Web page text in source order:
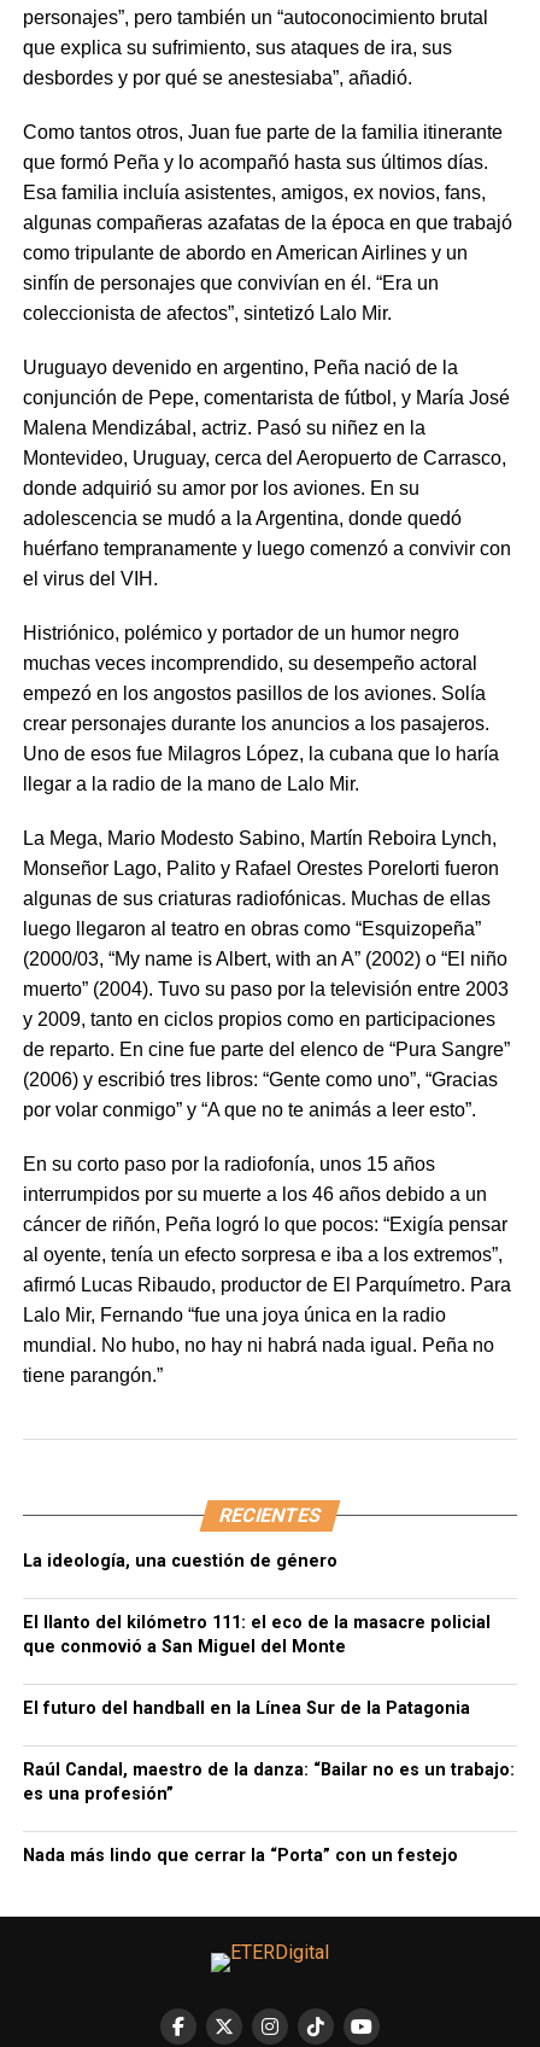
personajes”, pero también un “autoconocimiento brutal
que explica su sufrimiento, sus ataques de ira, sus
desbordes y por qué se anestesiaba”, añadió.
Como tantos otros, Juan fue parte de la familia itinerante
que formó Peña y lo acompañó hasta sus últimos días.
Esa familia incluía asistentes, amigos, ex novios, fans,
algunas compañeras azafatas de la época en que trabajó
como tripulante de abordo en American Airlines y un
sinfín de personajes que convivían en él. “Era un
coleccionista de afectos”, sintetizó Lalo Mir.
Uruguayo devenido en argentino, Peña nació de la
conjunción de Pepe, comentarista de fútbol, y María José
Malena Mendizábal, actriz. Pasó su niñez en la
Montevideo, Uruguay, cerca del Aeropuerto de Carrasco,
donde adquirió su amor por los aviones. En su
adolescencia se mudó a la Argentina, donde quedó
huérfano tempranamente y luego comenzó a convivir con
el virus del VIH.
Histriónico, polémico y portador de un humor negro
muchas veces incomprendido, su desempeño actoral
empezó en los angostos pasillos de los aviones. Solía
crear personajes durante los anuncios a los pasajeros.
Uno de esos fue Milagros López, la cubana que lo haría
llegar a la radio de la mano de Lalo Mir.
La Mega, Mario Modesto Sabino, Martín Reboira Lynch,
Monseñor Lago, Palito y Rafael Orestes Porelorti fueron
algunas de sus criaturas radiofónicas. Muchas de ellas
luego llegaron al teatro en obras como “Esquizopeña”
(2000/03, “My name is Albert, with an A” (2002) o “El niño
muerto” (2004). Tuvo su paso por la televisión entre 2003
y 2009, tanto en ciclos propios como en participaciones
de reparto. En cine fue parte del elenco de “Pura Sangre”
(2006) y escribió tres libros: “Gente como uno”, “Gracias
por volar conmigo” y “A que no te animás a leer esto”.
En su corto paso por la radiofonía, unos 15 años
interrumpidos por su muerte a los 46 años debido a un
cáncer de riñón, Peña logró lo que pocos: “Exigía pensar
al oyente, tenía un efecto sorpresa e iba a los extremos”,
afirmó Lucas Ribaudo, productor de El Parquímetro. Para
Lalo Mir, Fernando “fue una joya única en la radio
mundial. No hubo, no hay ni habrá nada igual. Peña no
tiene parangón.”
RECIENTES
La ideología, una cuestión de género
El llanto del kilómetro 111: el eco de la masacre policial
que conmovió a San Miguel del Monte
El futuro del handball en la Línea Sur de la Patagonia
Raúl Candal, maestro de la danza: “Bailar no es un trabajo:
es una profesión”
Nada más lindo que cerrar la “Porta” con un festejo